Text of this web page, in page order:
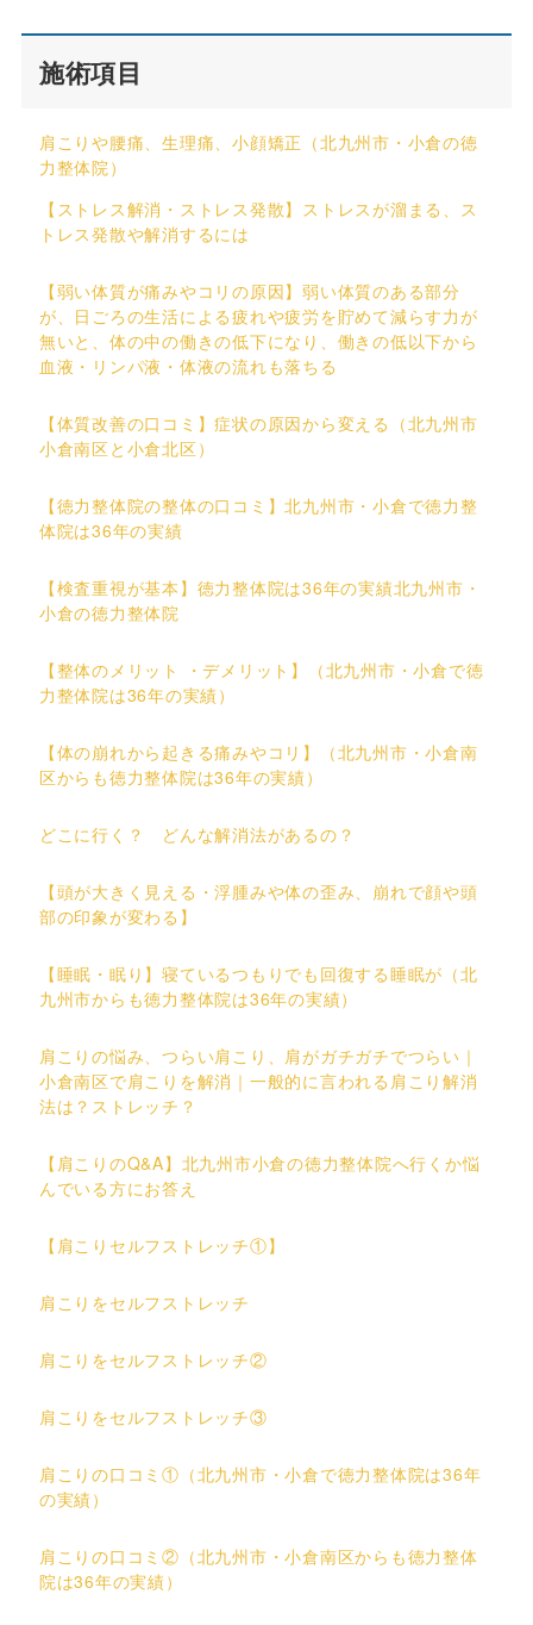
施術項目
肩こりや腰痛、生理痛、小顔矯正（北九州市・小倉の徳
力整体院）
【ストレス解消・ストレス発散】ストレスが溜まる、ス
トレス発散や解消するには
【弱い体質が痛みやコリの原因】弱い体質のある部分
が、日ごろの生活による疲れや疲労を貯めて減らす力が
無いと、体の中の働きの低下になり、働きの低以下から
血液・リンパ液・体液の流れも落ちる
【体質改善の口コミ】症状の原因から変える（北九州市
小倉南区と小倉北区）
【徳力整体院の整体の口コミ】北九州市・小倉で徳力整
体院は36年の実績
【検査重視が基本】徳力整体院は36年の実績北九州市・
小倉の徳力整体院
【整体のメリット ・デメリット】（北九州市・小倉で徳
力整体院は36年の実績）
【体の崩れから起きる痛みやコリ】（北九州市・小倉南
区からも徳力整体院は36年の実績）
どこに行く？ どんな解消法があるの？
【頭が大きく見える・浮腫みや体の歪み、崩れで顔や頭
部の印象が変わる】
【睡眠・眠り】寝ているつもりでも回復する睡眠が（北
九州市からも徳力整体院は36年の実績）
肩こりの悩み、つらい肩こり、肩がガチガチでつらい｜
小倉南区で肩こりを解消｜一般的に言われる肩こり解消
法は？ストレッチ？
【肩こりのQ&A】北九州市小倉の徳力整体院へ行くか悩
んでいる方にお答え
【肩こりセルフストレッチ①】
肩こりをセルフストレッチ
肩こりをセルフストレッチ②
肩こりをセルフストレッチ③
肩こりの口コミ①（北九州市・小倉で徳力整体院は36年
の実績）
肩こりの口コミ②（北九州市・小倉南区からも徳力整体
院は36年の実績）